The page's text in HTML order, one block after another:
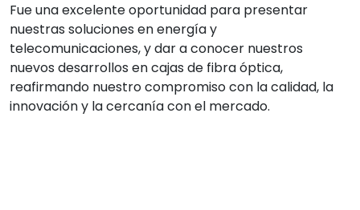
Fue una excelente oportunidad para presentar
nuestras soluciones en energía y
telecomunicaciones, y dar a conocer nuestros
nuevos desarrollos en cajas de fibra óptica,
reafirmando nuestro compromiso con la calidad, la
innovación y la cercanía con el mercado.